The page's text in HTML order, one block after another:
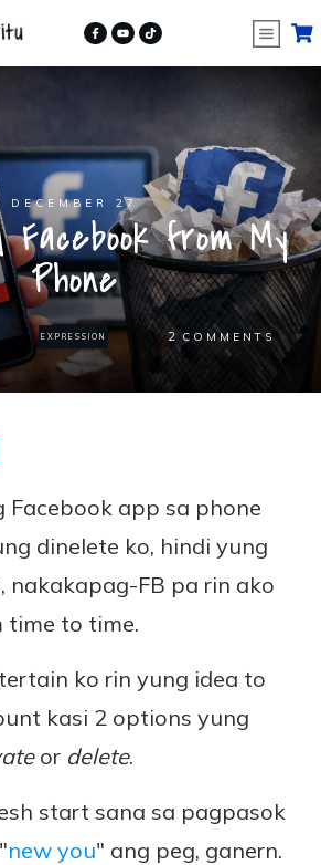
DECEMBER 27
from My
Phone
EXPRESSION 2 COMMENTS
Facebook app sa phone
dinelete ko, hindi yung
nakakapag-FB pa rin ako
time to time.
ko rin yung idea to
kasi 2 options yung
or delete.
start sana sa pagpasok
new you" ang peg, ganern.